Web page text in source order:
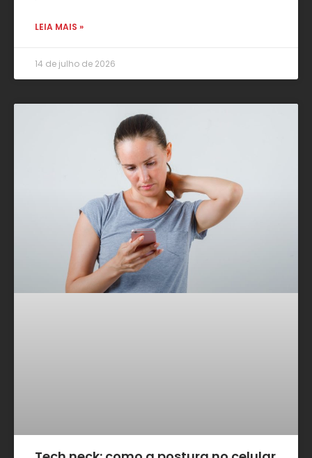
LEIA MAIS »
14 de julho de 2026